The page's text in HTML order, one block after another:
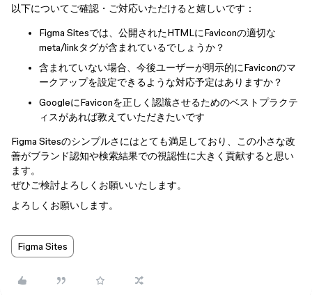
以下についてご確認・ご対応いただけると嬉しいです：
Figma Sitesでは、公開されたHTMLにFaviconの適切な
meta/linkタグが含まれているでしょうか？
含まれていない場合、今後ユーザーが明示的にFaviconのマ
ークアップを設定できるような対応予定はありますか？
GoogleにFaviconを正しく認識させるためのベストプラクテ
ィスがあれば教えていただきたいです
Figma Sitesのシンプルさにはとても満足しており、この小さな改
善がブランド認知や検索結果での視認性に大きく貢献すると思い
ます。
ぜひご検討よろしくお願いいたします。
よろしくお願いします。
Figma Sites